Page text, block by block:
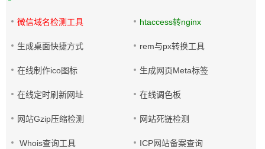
微信域名检测工具 htaccess转nginx
生成桌面快捷方式 rem与px转换工具
在线制作ico图标 生成网页Meta标签
在线定时刷新网址 在线调色板
网站Gzip压缩检测 网站死链检测
Whois查询工具 ICP网站备案查询